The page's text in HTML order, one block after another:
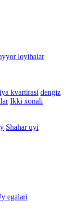
loyihalar
kvartirasi dengiz
Ikki xonali
Shahar uyi
egalari